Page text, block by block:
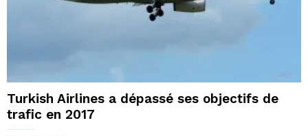
Turkish Airlines a dépassé ses objectifs de
trafic en 2017